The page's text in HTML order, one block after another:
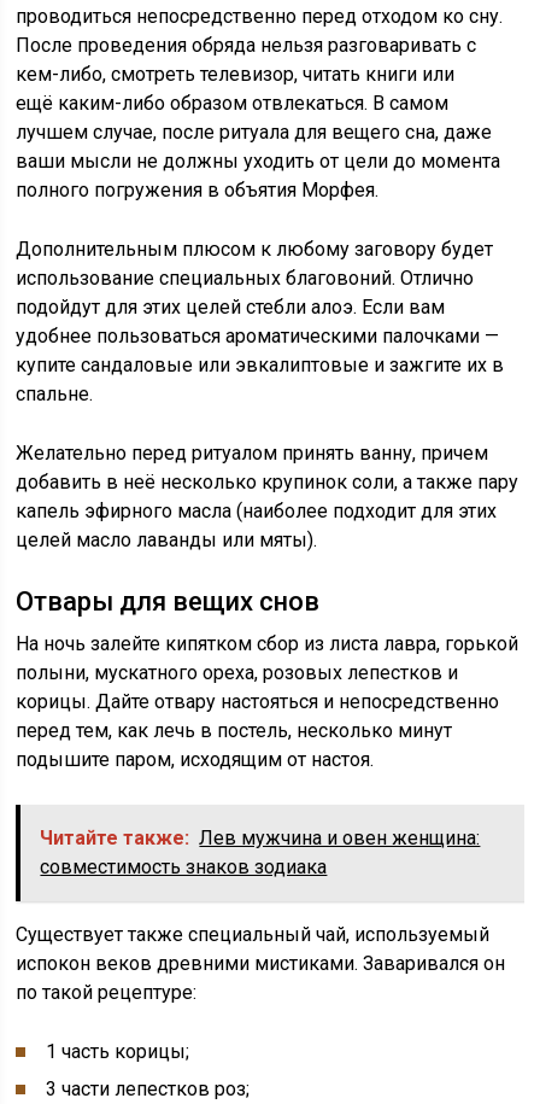
проводиться непосредственно перед отходом ко сну.
После проведения обряда нельзя разговаривать с
кем-либо, смотреть телевизор, читать книги или
ещё каким-либо образом отвлекаться. В самом
лучшем случае, после ритуала для вещего сна, даже
ваши мысли не должны уходить от цели до момента
полного погружения в объятия Морфея.
Дополнительным плюсом к любому заговору будет
использование специальных благовоний. Отлично
подойдут для этих целей стебли алоэ. Если вам
удобнее пользоваться ароматическими палочками —
купите сандаловые или эвкалиптовые и зажгите их в
спальне.
Желательно перед ритуалом принять ванну, причем
добавить в неё несколько крупинок соли, а также пару
капель эфирного масла (наиболее подходит для этих
целей масло лаванды или мяты).
Отвары для вещих снов
На ночь залейте кипятком сбор из листа лавра, горькой
полыни, мускатного ореха, розовых лепестков и
корицы. Дайте отвару настояться и непосредственно
перед тем, как лечь в постель, несколько минут
подышите паром, исходящим от настоя.
Читайте также: Лев мужчина и овен женщина:
совместимость знаков зодиака
Существует также специальный чай, используемый
испокон веков древними мистиками. Заваривался он
по такой рецептуре:
1 часть корицы;
3 части лепестков роз;